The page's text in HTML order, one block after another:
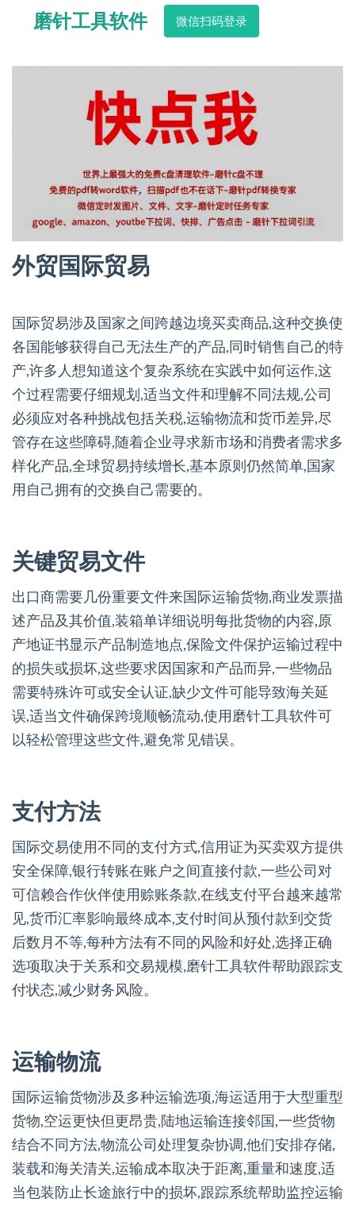
磨针工具软件 微信扫码登录
外贸国际贸易
国际贸易涉及国家之间跨越边境买卖商品,这种交换使
各国能够获得自己无法生产的产品,同时销售自己的特
产,许多人想知道这个复杂系统在实践中如何运作,这
个过程需要仔细规划,适当文件和理解不同法规,公司
必须应对各种挑战包括关税,运输物流和货币差异,尽
管存在这些障碍,随着企业寻求新市场和消费者需求多
样化产品,全球贸易持续增长,基本原则仍然简单,国家
用自己拥有的交换自己需要的。
关键贸易文件
出口商需要几份重要文件来国际运输货物,商业发票描
述产品及其价值,装箱单详细说明每批货物的内容,原
产地证书显示产品制造地点,保险文件保护运输过程中
的损失或损坏,这些要求因国家和产品而异,一些物品
需要特殊许可或安全认证,缺少文件可能导致海关延
误,适当文件确保跨境顺畅流动,使用磨针工具软件可
以轻松管理这些文件,避免常见错误。
支付方法
国际交易使用不同的支付方式,信用证为买卖双方提供
安全保障,银行转账在账户之间直接付款,一些公司对
可信赖合作伙伴使用赊账条款,在线支付平台越来越常
见,货币汇率影响最终成本,支付时间从预付款到交货
后数月不等,每种方法有不同的风险和好处,选择正确
选项取决于关系和交易规模,磨针工具软件帮助跟踪支
付状态,减少财务风险。
运输物流
国际运输货物涉及多种运输选项,海运适用于大型重型
货物,空运更快但更昂贵,陆地运输连接邻国,一些货物
结合不同方法,物流公司处理复杂协调,他们安排存储,
装载和海关清关,运输成本取决于距离,重量和速度,适
当包装防止长途旅行中的损坏,跟踪系统帮助监控运输